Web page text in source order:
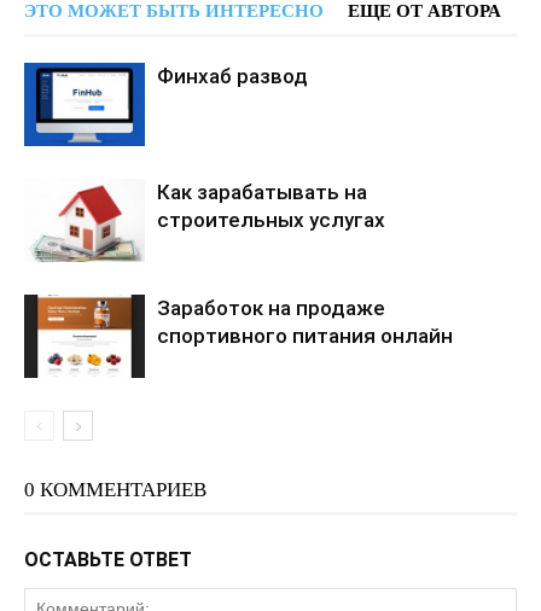
ЭТО МОЖЕТ БЫТЬ ИНТЕРЕСНО ЕЩЕ ОТ АВТОРА
Финхаб развод
Как зарабатывать на
строительных услугах
Заработок на продаже
спортивного питания онлайн
0 КОММЕНТАРИЕВ
ОСТАВЬТЕ ОТВЕТ